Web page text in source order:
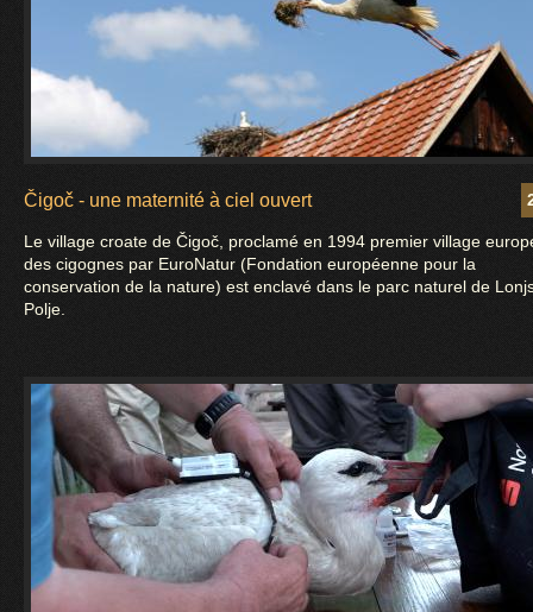
Čigoč - une maternité à ciel ouvert
Le village croate de Čigoč, proclamé en 1994 premier village
des cigognes par EuroNatur (Fondation européenne pour la
conservation de la nature) est enclavé dans le parc naturel de
Polje.